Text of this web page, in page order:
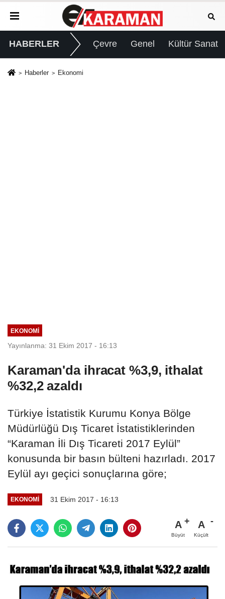
HABERLER Çevre Genel Kültür Sanat
Haberler Ekonomi
EKONOMI
Yayınlanma: 31 Ekim 2017 - 16:13
Karaman'da ihracat %3,9, ithalat
%32,2 azaldı
Türkiye İstatistik Kurumu Konya Bölge
Müdürlüğü Dış Ticaret İstatistiklerinden
“Karaman İli Dış Ticareti 2017 Eylül”
konusunda bir basın bülteni hazırladı. 2017
Eylül ayı geçici sonuçlarına göre;
EKONOMI 31 Ekim 2017 - 16:13
A
Büyüt
A
Küçült